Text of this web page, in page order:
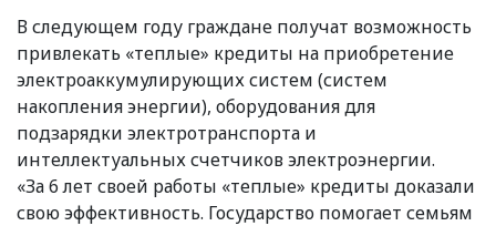
В следующем году граждане получат возможность
привлекать «теплые» кредиты на приобретение
электроаккумулирующих систем (систем
накопления энергии), оборудования для
подзарядки электротранспорта и
интеллектуальных счетчиков электроэнергии.
«За 6 лет своей работы «теплые» кредиты доказали
свою эффективность. Государство помогает семьям